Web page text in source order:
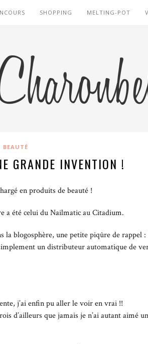
SHOPPING MELTING-POT
BEAUTÉ
GRANDE INVENTION !
en produits de beauté !
a été celui du Nailmatic au Citadium.
la blogosphère, une petite piqûre de rappel
un distributeur automatique de
j’ai enfin pu aller le voir en vrai !!
d’ailleurs que jamais je n’ai autant aimé un